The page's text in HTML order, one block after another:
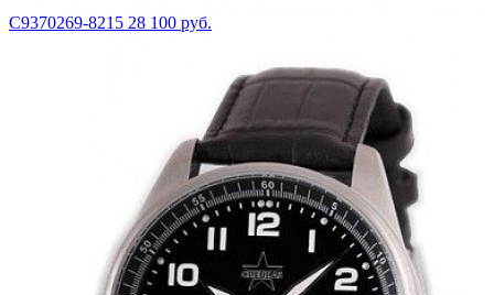
С9370269-8215 28 100 руб.